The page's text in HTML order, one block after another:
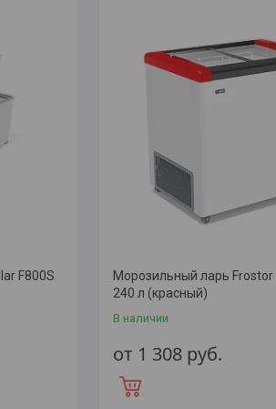
F800S
Морозильный ларь Frostor
240 л (красный)
В наличии
от 1 308 руб.